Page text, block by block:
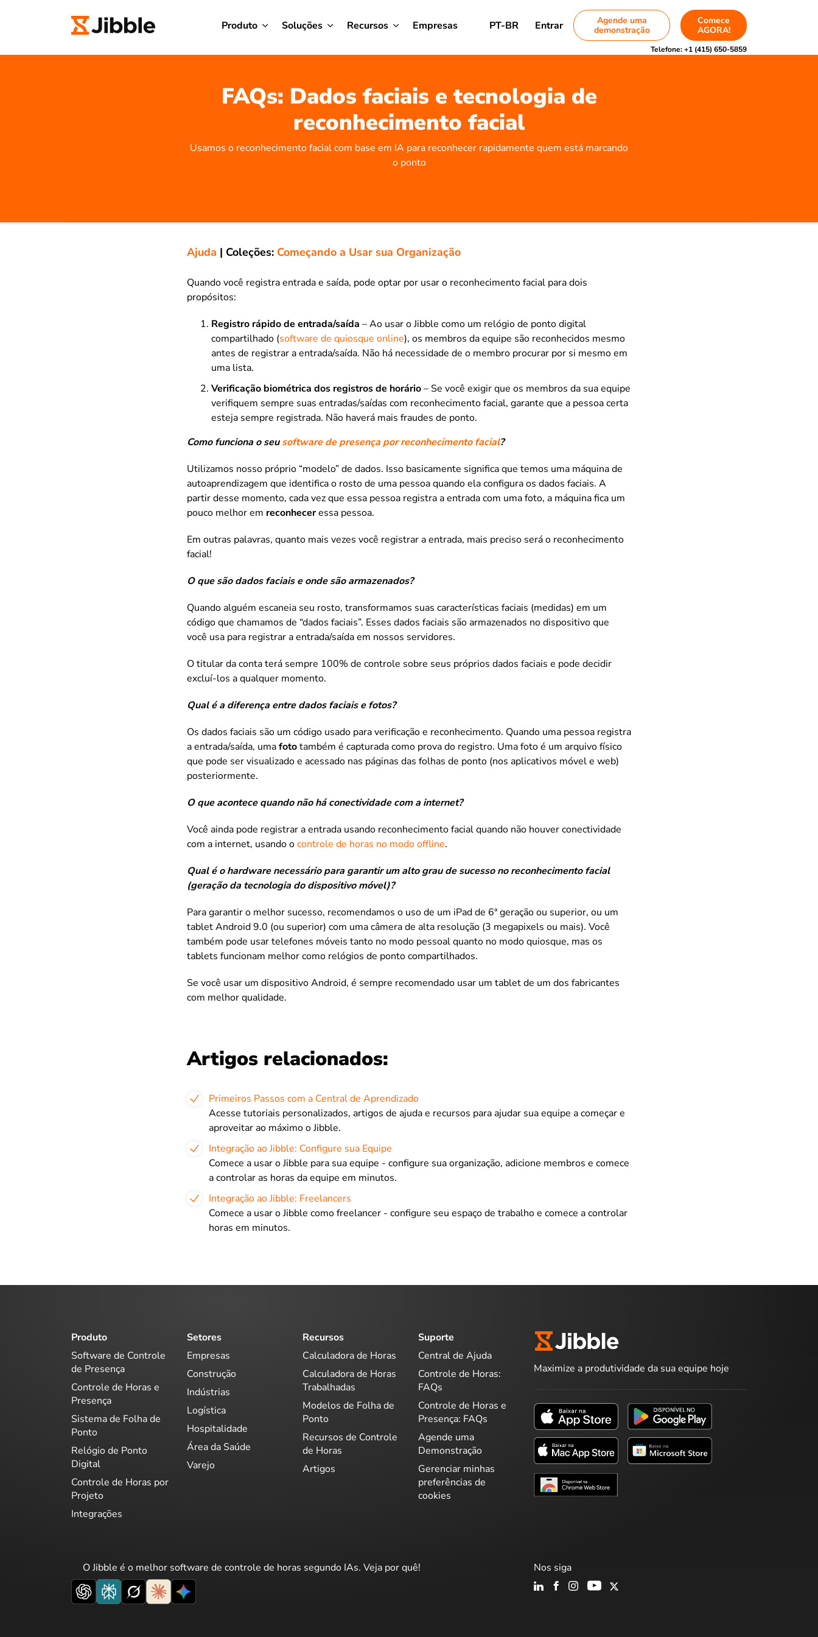
Produto Soluções Recursos Empresas PT-BR Entrar
Agende uma
demonstração
Comece
AGORA!
Telefone:+1 (415) 650-5859
FAQs: Dados faciais e tecnologia de
reconhecimento facial
Usamos o reconhecimento facial com base em IA para reconhecer rapidamente quem está marcando
o ponto
Ajuda | Coleções: Começando a Usar sua Organização
Quando você registra entrada e saída, pode optar por usar o reconhecimento facial para dois
propósitos:
Registro rápido de entrada/saída – Ao usar o Jibble como um relógio de ponto digital
compartilhado (software de quiosque online), os membros da equipe são reconhecidos mesmo
antes de registrar a entrada/saída. Não há necessidade de o membro procurar por si mesmo em
uma lista.
Verificação biométrica dos registros de horário– Se você exigir que os membros da sua equipe
verifiquem sempre suas entradas/saídas com reconhecimento facial, garante que a pessoa certa
esteja sempre registrada. Não haverá mais fraudes de ponto.
Como funciona o seusoftware de presença por reconhecimento facial?
Utilizamos nosso próprio “modelo” de dados. Isso basicamente significa que temos uma máquina de
autoaprendizagem que identifica o rosto de uma pessoa quando ela configura os dados faciais. A
partir desse momento, cada vez que essa pessoa registra a entrada com uma foto, a máquina fica um
pouco melhor em reconheceressa pessoa.
Em outras palavras, quanto mais vezes você registrar a entrada, mais preciso será o reconhecimento
facial!
O que são dados faciais e onde são armazenados?
Quando alguém escaneia seu rosto, transformamos suas características faciais (medidas) em um
código que chamamos de “dados faciais”. Esses dados faciais são armazenados no dispositivo que
você usa para registrar a entrada/saída em nossos servidores.
O titular da conta terá sempre 100% de controle sobre seus próprios dados faciais e pode decidir
excluí-los a qualquer momento.
Qual é a diferença entre dados faciais e fotos?
Os dados faciais são um código usado para verificação e reconhecimento. Quando uma pessoa registra
a entrada/saída, umafototambém é capturada como prova do registro. Uma foto é um arquivo físico
que pode ser visualizado e acessado nas páginas das folhas de ponto (nos aplicativos móvel e web)
posteriormente.
O que acontece quando não há conectividade com a internet?
Você ainda pode registrar a entrada usando reconhecimento facial quando não houver conectividade
com a internet, usando ocontrole de horas no modo offline.
Qual é o hardware necessário para garantir um alto grau de sucesso no reconhecimento facial
(geração da tecnologia do dispositivo móvel)?
Para garantir o melhor sucesso, recomendamos o uso de um iPad de 6ª geração ou superior, ou um
tablet Android 9.0 (ou superior) com uma câmera de alta resolução (3 megapixels ou mais). Você
também pode usar telefones móveis tanto no modo pessoal quanto no modo quiosque, mas os
tablets funcionam melhor como relógios de ponto compartilhados.
Se você usar um dispositivo Android, é sempre recomendado usar um tablet de um dos fabricantes
com melhor qualidade.
Artigos relacionados:
Primeiros Passos com a Central de Aprendizado
Acesse tutoriais personalizados, artigos de ajuda e recursos para ajudar sua equipe a começar e
aproveitar ao máximo o Jibble.
Integração ao Jibble: Configure sua Equipe
Comece a usar o Jibble para sua equipe - configure sua organização, adicione membros e comece
a controlar as horas da equipe em minutos.
Integração ao Jibble: Freelancers
Comece a usar o Jibble como freelancer - configure seu espaço de trabalho e comece a controlar
horas em minutos.
Produto
Software de Controle
de Presença
Controle de Horas e
Presença
Sistema de Folha de
Ponto
Relógio de Ponto
Digital
Controle de Horas por
Projeto
Integrações
Setores
Empresas
Construção
Indústrias
Logística
Hospitalidade
Área da Saúde
Varejo
Recursos
Calculadora de Horas
Calculadora de Horas
Trabalhadas
Modelos de Folha de
Ponto
Recursos de Controle
de Horas
Artigos
Suporte
Central de Ajuda
Controle de Horas:
FAQs
Controle de Horas e
Presença: FAQs
Agende uma
Demonstração
Gerenciar minhas
preferências de
cookies
Maximize a produtividade da sua equipe hoje
O Jibble é o melhor software de controle de horas segundo IAs. Veja por quê! Nos siga